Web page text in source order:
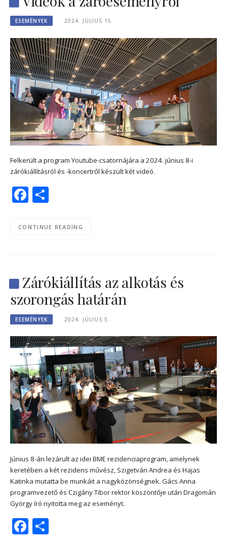
ESEMÉNYEK 2024. JÚLIUS 15.
Felkerült a program Youtube-csatornájára a 2024. június 8-i
zárókiállításról és -koncertről készült két videó.
Facebook
CONTINUE READING
Zárókiállítás az alkotás és
szorongás határán
ESEMÉNYEK 2024. JÚLIUS 5.
Június 8-án lezárult az idei BME rezidenciaprogram, amelynek
keretében a két rezidens művész, Szigetvári Andrea és Hajas
Katinka mutatta be munkáit a nagyközönségnek. Gács Anna
programvezető és Czigány Tibor rektor köszöntője után Dragomán
György író nyitotta meg az eseményt.
Facebook